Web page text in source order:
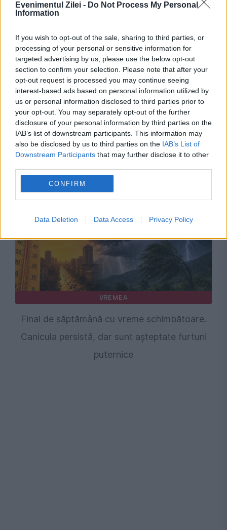
Evenimentul Zilei - Do Not Process My Personal
Information
If you wish to opt-out of the sale, sharing to third parties, or
processing of your personal or sensitive information for
targeted advertising by us, please use the below opt-out
section to confirm your selection. Please note that after your
opt-out request is processed you may continue seeing
interest-based ads based on personal information utilized by
us or personal information disclosed to third parties prior to
your opt-out. You may separately opt-out of the further
disclosure of your personal information by third parties on the
IAB’s list of downstream participants. This information may
also be disclosed by us to third parties on the IAB’s List of
Downstream Participants that may further disclose it to other
CONFIRM
Data Deletion Data Access Privacy Policy
vijeliile
VREMEA
Caniculă sufocantă și furtuni violente în
București. Prognoza specială emisă de ANM
VREMEA
Final de săptămână cu vreme schimbătoare.
Canicula persistă, dar sunt așteptate furtuni
puternice